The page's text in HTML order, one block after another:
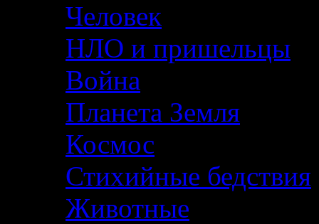
Человек
НЛО и пришельцы
Война
Планета Земля
Космос
Стихийные бедствия
Животные